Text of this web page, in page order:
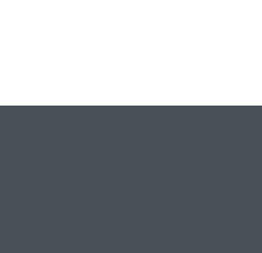
úrazů a nemocí z
zajištění první